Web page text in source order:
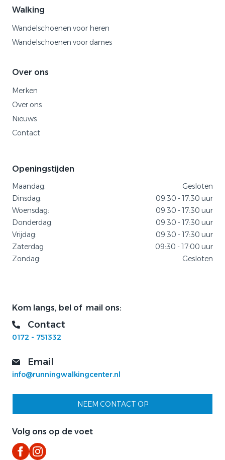
Walking
Wandelschoenen voor heren
Wandelschoenen voor dames
Over ons
Merken
Over ons
Nieuws
Contact
Openingstijden
Maandag:
Gesloten
Dinsdag:
09:30 - 17:30 uur
Woensdag:
09:30 - 17:30 uur
Donderdag:
09:30 - 17:30 uur
Vrijdag:
09:30 - 17:30 uur
Zaterdag
09:30 - 17:00 uur
Zondag:
Gesloten
Kom langs, bel of mail ons:
Contact
0172 - 751332
Email
info@runningwalkingcenter.nl
NEEM CONTACT OP
Volg ons op de voet